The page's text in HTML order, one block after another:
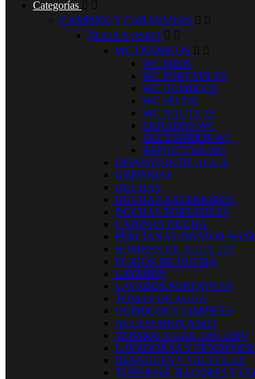
Categorías  
CAMPING Y CARAVANAS  
AGUA Y ASEO  
WC QUIMICOS  
WC FIJOS
WC PORTATILES
WC QUIMICOS
WC SECOS
WC NAUTICO
LIQUIDOS WC
ACCESORIOS WC
REPUESTOS WC
DEPOSITOS DE AGUA
GRIFERIAS
DUCHAS
DUCHAS EXTERIORES
DUCHAS PORTATILES
CABINAS DUCHA
PERCIANAS DIVISOR
BOMBAS DE AGUA 12V
PLATOS DE DUCHA
LAVABOS
LAVABOS PORTATILES
TOMAS DE AGUA
QUIMICOS Y LIMPIEZA
ACCESORIOS ASEO
TERMOS A GAS, 12V, 220V
LAVADORAS Y
DESAGUES Y VALVULAS
TUBERIAS, RACORES Y